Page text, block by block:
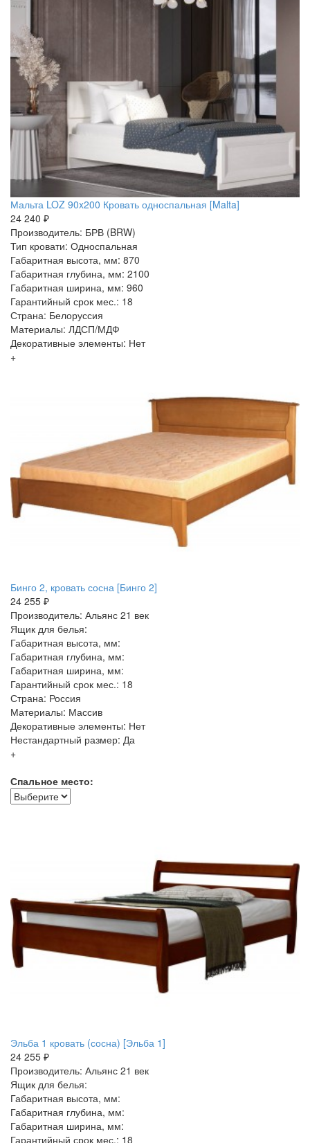
Мальта LOZ 90x200 Кровать односпальная [Malta]
24 240 ₽
Производитель: БРВ (BRW)
Тип кровати: Односпальная
Габаритная высота, мм: 870
Габаритная глубина, мм: 2100
Габаритная ширина, мм: 960
Гарантийный срок мес.: 18
Страна: Белоруссия
Материалы: ЛДСП/МДФ
Декоративные элементы: Нет
+
Бинго 2, кровать сосна [Бинго 2]
24 255 ₽
Производитель: Альянс 21 век
Ящик для белья:
Габаритная высота, мм:
Габаритная глубина, мм:
Габаритная ширина, мм:
Гарантийный срок мес.: 18
Страна: Россия
Материалы: Массив
Декоративные элементы: Нет
Нестандартный размер: Да
+
Спальное место:
Эльба 1 кровать (сосна) [Эльба 1]
24 255 ₽
Производитель: Альянс 21 век
Ящик для белья:
Габаритная высота, мм:
Габаритная глубина, мм:
Габаритная ширина, мм:
Гарантийный срок мес.: 18